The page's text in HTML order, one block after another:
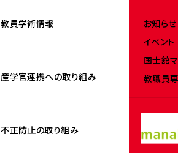
お知らせ
イベント
国士舘
教職員
教員学術情報
産学官連携への取り組み
不正防止の取り組み